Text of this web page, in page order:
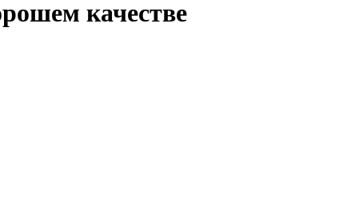
качестве